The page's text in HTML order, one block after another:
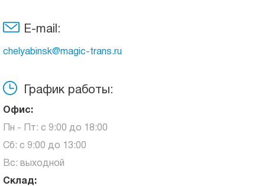
E-mail:
chelyabinsk@magic-trans.ru
График работы:
Офис:
Пн - Пт: с 9:00 до 18:00
Сб: с 9:00 до 13:00
Вс: выходной
Склад: